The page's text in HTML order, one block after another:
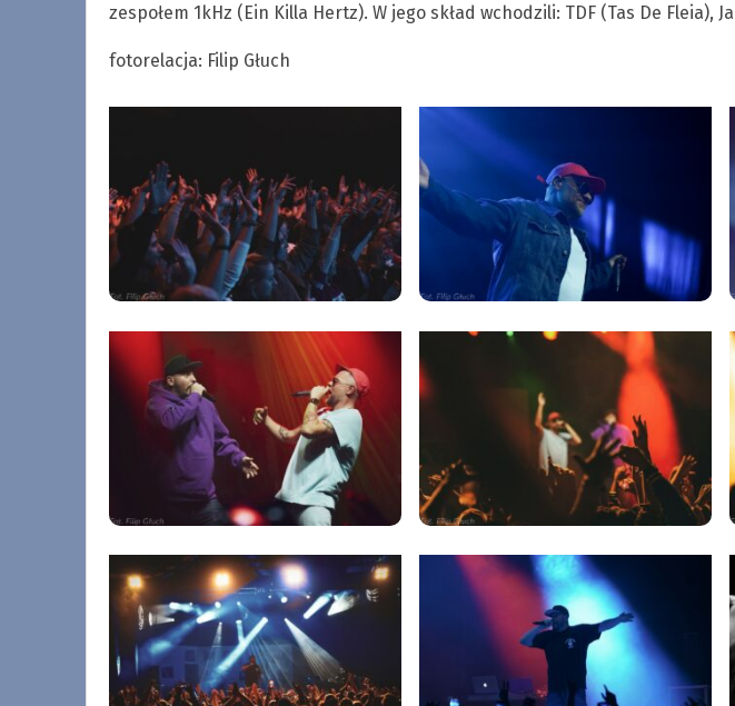
zespołem 1kHz (Ein Killa Hertz). W jego skład wchodzili: TDF (Tas De Fleia),
fotorelacja: Filip Głuch